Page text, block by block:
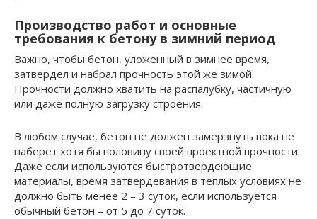
Производство работ и основные
требования к бетону в зимний период
Важно, чтобы бетон, уложенный в зимнее время,
затвердел и набрал прочность этой же зимой.
Прочности должно хватить на распалубку, частичную
или даже полную загрузку строения.
В любом случае, бетон не должен замерзнуть пока не
наберет хотя бы половину своей проектной прочности.
Даже если используются быстротвердеющие
материалы, время затвердевания в теплых условиях не
должно быть менее 2 – 3 суток, если используется
обычный бетон – от 5 до 7 суток.